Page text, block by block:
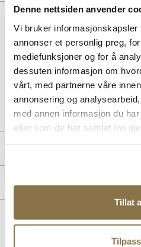
Denne nettsiden anvender
Vi bruker informasjonskapsler
annonser et personlig preg,
mediefunksjoner og for å
dessuten informasjon om
vårt, med partnerne våre
annonsering og
med annen informasjon du
eller som de har samlet inn
Tillat
Tilpass
Trendy ballerina laget i premium
Group. Praktisk og dekorativ
Art. nr31157003
Lev. art. nr 25H1614
Produktdetaljer
For:Skinn
Merke
Lignende